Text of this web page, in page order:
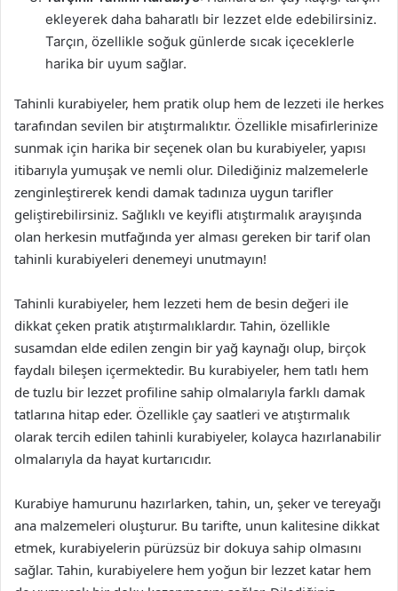
ekleyerek daha baharatlı bir lezzet elde edebilirsiniz.
Tarçın, özellikle soğuk günlerde sıcak içeceklerle
harika bir uyum sağlar.
Tahinli kurabiyeler, hem pratik olup hem de lezzeti ile herkes
tarafından sevilen bir atıştırmalıktır. Özellikle misafirlerinize
sunmak için harika bir seçenek olan bu kurabiyeler, yapısı
itibarıyla yumuşak ve nemli olur. Dilediğiniz malzemelerle
zenginleştirerek kendi damak tadınıza uygun tarifler
geliştirebilirsiniz. Sağlıklı ve keyifli atıştırmalık arayışında
olan herkesin mutfağında yer alması gereken bir tarif olan
tahinli kurabiyeleri denemeyi unutmayın!
Tahinli kurabiyeler, hem lezzeti hem de besin değeri ile
dikkat çeken pratik atıştırmalıklardır. Tahin, özellikle
susamdan elde edilen zengin bir yağ kaynağı olup, birçok
faydalı bileşen içermektedir. Bu kurabiyeler, hem tatlı hem
de tuzlu bir lezzet profiline sahip olmalarıyla farklı damak
tatlarına hitap eder. Özellikle çay saatleri ve atıştırmalık
olarak tercih edilen tahinli kurabiyeler, kolayca hazırlanabilir
olmalarıyla da hayat kurtarıcıdır.
Kurabiye hamurunu hazırlarken, tahin, un, şeker ve tereyağı
ana malzemeleri oluşturur. Bu tarifte, unun kalitesine dikkat
etmek, kurabiyelerin pürüzsüz bir dokuya sahip olmasını
sağlar. Tahin, kurabiyelere hem yoğun bir lezzet katar hem